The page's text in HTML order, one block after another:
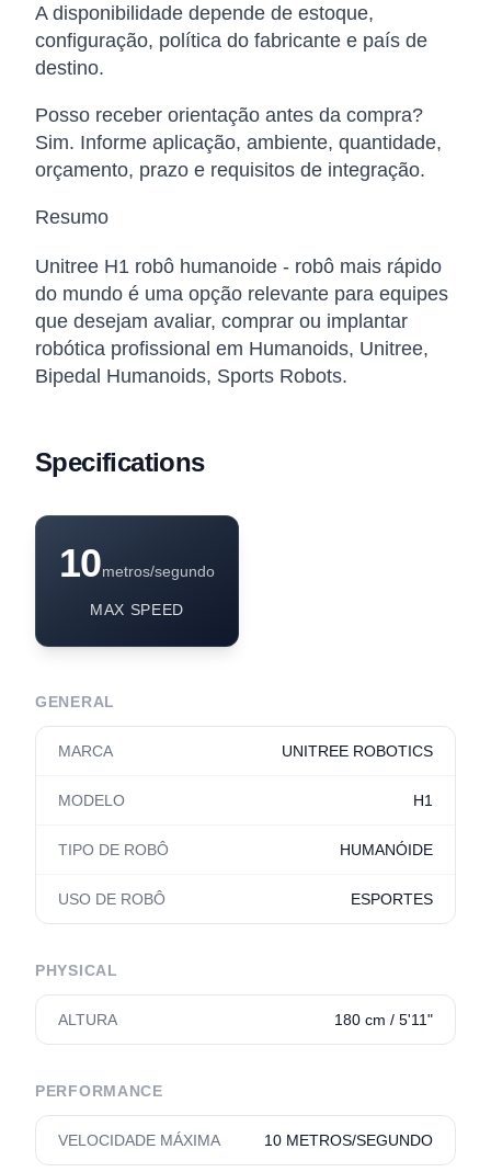
A disponibilidade depende de estoque,
configuração, política do fabricante e país de
destino.
Posso receber orientação antes da compra?
Sim. Informe aplicação, ambiente, quantidade,
orçamento, prazo e requisitos de integração.
Resumo
Unitree H1 robô humanoide - robô mais rápido
do mundo é uma opção relevante para equipes
que desejam avaliar, comprar ou implantar
robótica profissional em Humanoids, Unitree,
Bipedal Humanoids, Sports Robots.
Specifications
10metros/segundo
MAX SPEED
GENERAL
MARCA UNITREE ROBOTICS
MODELO H1
TIPO DE ROBÔ HUMANÓIDE
USO DE ROBÔ ESPORTES
PHYSICAL
ALTURA 180 cm / 5'11"
PERFORMANCE
VELOCIDADE MÁXIMA 10 METROS/SEGUNDO